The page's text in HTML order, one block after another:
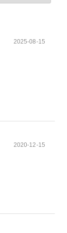
2025-08-15
2020-12-15